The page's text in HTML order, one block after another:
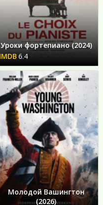
Уроки фортепиано (2024)
6.4
Молодой Вашингтон
(2026)